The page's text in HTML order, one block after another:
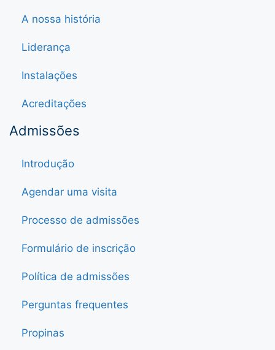
A nossa história
Liderança
Instalações
Acreditações
Admissões
Introdução
Agendar uma visita
Processo de admissões
Formulário de inscrição
Política de admissões
Perguntas frequentes
Propinas